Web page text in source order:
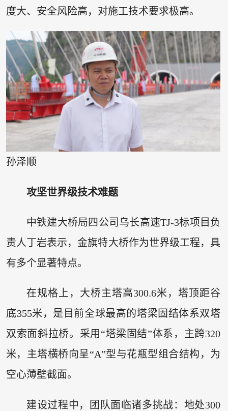
度大、安全风险高，对施工技术要求极高。
孙泽顺
攻坚世界级技术难题
中铁建大桥局四公司乌长高速TJ-3标项目负
责人丁岩表示，金旗特大桥作为世界级工程，具
有多个显著特点。
在规格上，大桥主塔高300.6米，塔顶距谷
底355米，是目前全球最高的塔梁固结体系双塔
双索面斜拉桥。采用“塔梁固结”体系，主跨320
米，主塔横桥向呈“A”型与花瓶型组合结构，为
空心薄壁截面。
建设过程中，团队面临诸多挑战：地处300